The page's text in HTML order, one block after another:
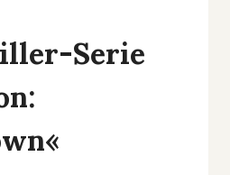
Serie